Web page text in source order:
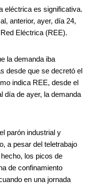
eléctrica es significativa.
anterior, ayer, día 24,
Eléctrica (REE).
la demanda iba
desde que se decretó el
indica REE, desde el
día de ayer, la demanda
parón industrial y
a pesar del teletrabajo
los picos de
de confinamiento
en una jornada